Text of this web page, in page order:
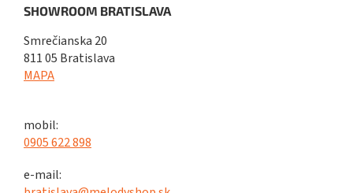
SHOWROOM BRATISLAVA
Smrečianska 20
811 05 Bratislava
MAPA
mobil:
0905 622 898
e-mail: